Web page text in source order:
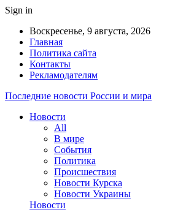
Sign in
Воскресенье, 9 августа, 2026
Главная
Политика сайта
Контакты
Рекламодателям
Последние новости России и мира
Новости
All
В мире
События
Политика
Происшествия
Новости Курска
Новости Украины
Новости